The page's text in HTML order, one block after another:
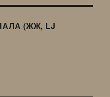
(ЖЖ, LJ